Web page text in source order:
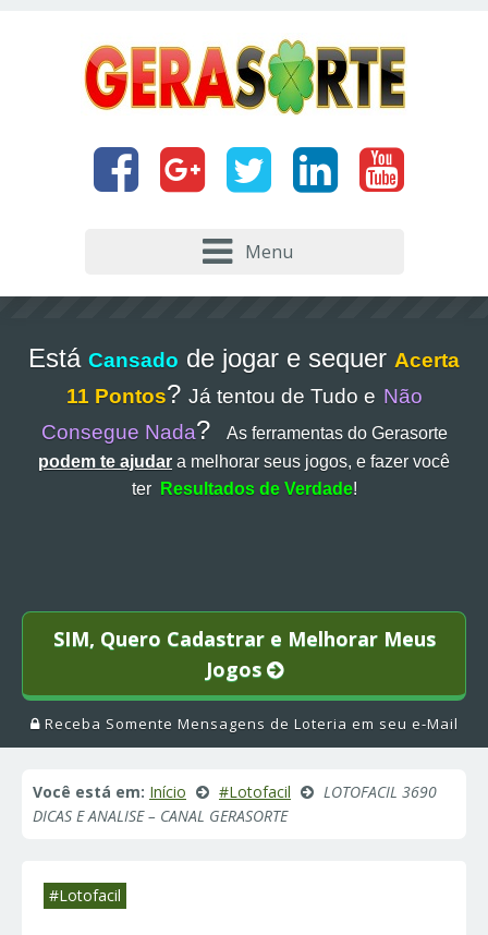
Menu
Está Cansado de jogar e sequer Acerta
11 Pontos? Já tentou de Tudo e Não
Consegue Nada?
As ferramentas do Gerasorte
podem te ajudar a melhorar seus jogos, e fazer você
ter
Resultados de Verdade!
SIM, Quero Cadastrar e Melhorar Meus
Jogos
Receba Somente Mensagens de Loteria em seu e-Mail
Você está em: Início #Lotofacil
LOTOFACIL 3690
DICAS E ANALISE – CANAL GERASORTE
#Lotofacil